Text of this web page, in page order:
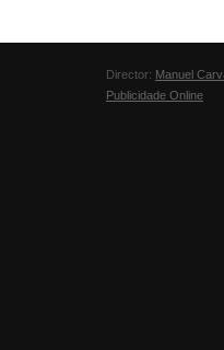
Director: Manuel
Publicidade Online